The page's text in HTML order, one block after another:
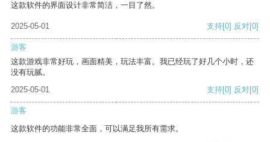
这款软件的界面设计非常简洁，一目了然。
2025-05-01 支持[0] 反对[0]
游客
这款游戏非常好玩，画面精美，玩法丰富。我已经玩了好几个小时，还
没有玩腻。
2025-05-01
支持[0] 反对[0]
游客
这款软件的功能非常全面，可以满足我所有需求。